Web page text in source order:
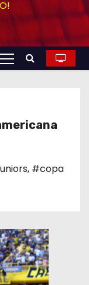
, #copa